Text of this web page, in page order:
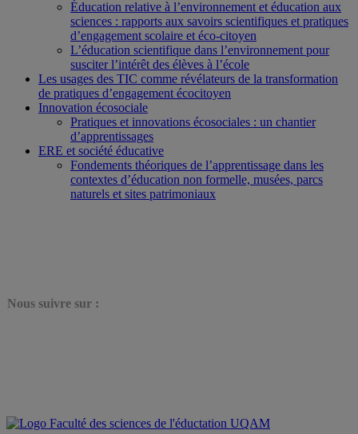
Éducation relative à l’environnement et éducation aux
sciences : rapports aux savoirs scientifiques et pratiques
d’engagement scolaire et éco-citoyen
L’éducation scientifique dans l’environnement pour
susciter l’intérêt des élèves à l’école
Les usages des TIC comme révélateurs de la transformation
de pratiques d’engagement écocitoyen
Innovation écosociale
Pratiques et innovations écosociales : un chantier
d’apprentissages
ERE et société éducative
Fondements théoriques de l’apprentissage dans les
contextes d’éducation non formelle, musées, parcs
naturels et sites patrimoniaux
Nous suivre sur :